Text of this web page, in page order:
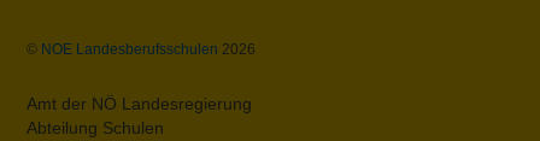
© NOE Landesberufsschulen 2026
Amt der NÖ Landesregierung
Abteilung Schulen